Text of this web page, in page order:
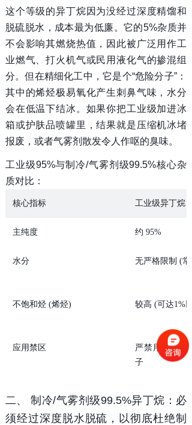
这个等级的异丁烷因为没经过深度精馏和
脱硫脱水，成本最为低廉。它的5%杂质并
不会影响其燃烧热值，因此被广泛用作工
业燃气、打火机气或民用液化气的掺混组
分。但在精细化工中，它是个“危险分子”：
其中的烯烃极易氧化产生刺鼻气味，水分
会在低温下结冰。如果你把工业级加进冰
箱或护肤品喷罐里，结果就是压缩机冰堵
报废，或者气雾剂散发令人作呕的臭味。
工业级95%与制冷/气雾剂级99.5%核心杂
质对比：
核心指标 工业级异丁烷
主纯度 约 95%
水分 无严格限制 (常
不饱和烃 (烯烃) 较高 (可达1%以
应用禁区
严禁用于制冷
子
二、 制冷/气雾剂级99.5%异丁烷：必
须经过深度脱水脱硫，以彻底杜绝制